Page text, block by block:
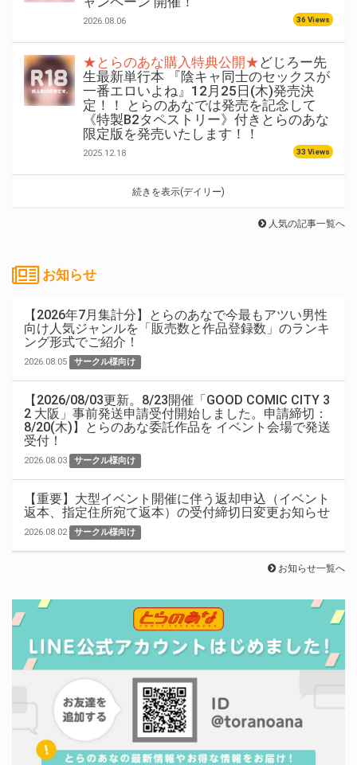
2026.08.06 36 Views
★とらのあな購入特典公開★どじろー先
生最新単行本 『陰キャ同士のセックスが
一番エロいよね』12月25日(木)発売決
定！！ とらのあなでは発売を記念して
《特製B2タペストリー》付きとらのあな
限定版を発売いたします！！
2025.12.18 33 Views
続きを表示(デイリー)
人気の記事一覧へ
お知らせ
【2026年7月集計分】とらのあなで今最もアツい男性
向け人気ジャンルを「販売数と作品登録数」のランキ
ング形式でご紹介！
2026.08.05 サークル様向け
【2026/08/03更新。8/23開催「GOOD COMIC CITY 3
2 大阪」事前発送申請受付開始しました。申請締切：
8/20(木)】とらのあな委託作品を イベント会場で発送
受付！
2026.08.03 サークル様向け
【重要】大型イベント開催に伴う返却申込（イベント
返本、指定住所宛て返本）の受付締切日変更お知らせ
2026.08.02 サークル様向け
お知らせ一覧へ